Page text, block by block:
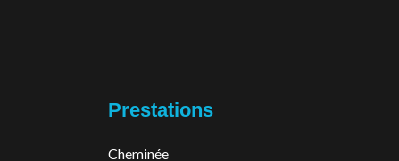
Prestations
Cheminée